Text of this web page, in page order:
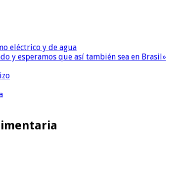
eléctrico y de agua
y esperamos que así también sea en Brasil»